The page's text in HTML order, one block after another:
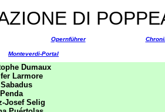
DI
Opernführer
Monteverdi-Portal
Dumaux
Larmore
Josef Selig